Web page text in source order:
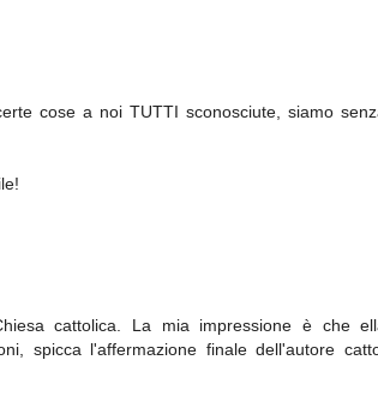
cose a noi TUTTI sconosciute, siamo
cattolica. La mia impressione è che
spicca l'affermazione finale dell'autore